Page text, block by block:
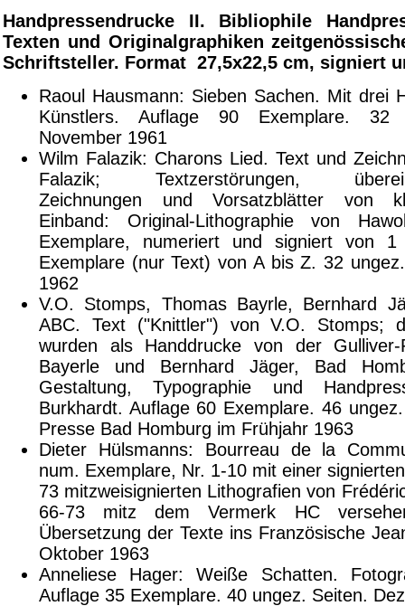
Handpressendrucke II. Bibliophile
Texten und Originalgraphiken
Schriftsteller. Format 27,5x22,5 cm, signiert
Raoul Hausmann: Sieben Sachen. Mit drei
Künstlers. Auflage 90 Exemplare. 32
November 1961
Wilm Falazik: Charons Lied. Text und
Falazik; Textzerstörungen,
Zeichnungen und Vorsatzblätter von
Einband: Original-Lithographie von
Exemplare, numeriert und signiert von
Exemplare (nur Text) von A bis Z. 32
1962
V.O. Stomps, Thomas Bayrle, Bernhard
ABC. Text ("Knittler") von V.O. Stomps;
wurden als Handdrucke von der Gulliver-
Bayerle und Bernhard Jäger, Bad
Gestaltung, Typographie und
Burkhardt. Auflage 60 Exemplare. 46
Presse Bad Homburg im Frühjahr 1963
Dieter Hülsmanns: Bourreau de la
num. Exemplare, Nr. 1-10 mit einer
73 mitzweisignierten Lithografien von
66-73 mitz dem Vermerk HC
Übersetzung der Texte ins Französische
Oktober 1963
Anneliese Hager: Weiße Schatten.
Auflage 35 Exemplare. 40 ungez. Seiten.